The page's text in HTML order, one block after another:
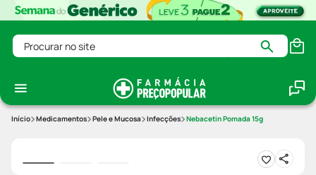
Procurar no site
Medicamentos Pele e Mucosa Infecções Nebacetin Pomada 15g